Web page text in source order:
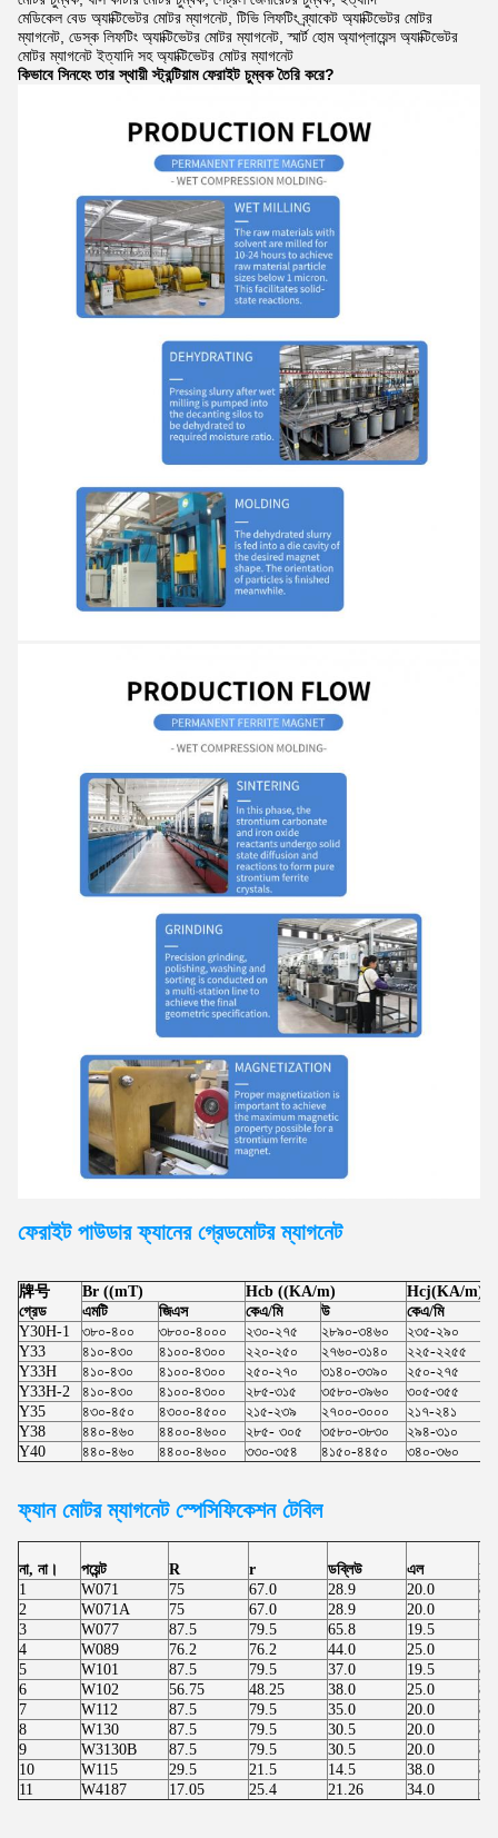
মেডিকেল বেড অ্যাক্টিভেটর মোটর ম্যাগনেট, টিভি লিফটিং ব্র্যাকেট অ্যাক্টিভেটর মোটর
ম্যাগনেট, ডেস্ক লিফটিং অ্যাক্টিভেটর মোটর ম্যাগনেট, স্মার্ট হোম অ্যাপ্লায়েন্স অ্যাক্টিভেটর
মোটর ম্যাগনেট ইত্যাদি সহ অ্যাক্টিভেটর মোটর ম্যাগনেট
কিভাবে সিনহেং তার স্থায়ী স্ট্রন্টিয়াম ফেরাইট চুম্বক তৈরি করে?
ফেরাইট পাউডার ফ্যানের গ্রেডমোটর ম্যাগনেট
牌号
গ্রেড
Br ((mT) Hcb ((KA/m)
Hcj(KA/m)
এমটি
জিএস কেএ/মি উ কেএ/মি
Y30H-1
৩৮০-৪০০ ৩৮০০-৪০০০ ২৩০-২৭৫ ২৮৯০-৩৪৬০ ২৩৫-২৯০
Y33
৪১০-৪৩০ ৪১০০-৪৩০০ ২২০-২৫০ ২৭৬০-৩১৪০ ২২৫-২২৫৫
Y33H
৪১০-৪৩০ ৪১০০-৪৩০০ ২৫০-২৭০ ৩১৪০-৩৩৯০ ২৫০-২৭৫
Y33H-2
৪১০-৪৩০ ৪১০০-৪৩০০ ২৮৫-৩১৫ ৩৫৮০-৩৯৬০ ৩০৫-৩৫৫
Y35
৪৩০-৪৫০ ৪৩০০-৪৫০০ ২১৫-২৩৯ ২৭০০-৩০০০ ২১৭-২৪১
Y38
৪৪০-৪৬০ ৪৪০০-৪৬০০ ২৮৫- ৩০৫ ৩৫৮০-৩৮৩০ ২৯৪-৩১০
Y40
৪৪০-৪৬০ ৪৪০০-৪৬০০ ৩৩০-৩৫৪ ৪১৫০-৪৪৫০ ৩৪০-৩৬০
ফ্যান মোটর ম্যাগনেট স্পেসিফিকেশন টেবিল
না, না। পয়েন্ট R r ডব্লিউ এল
h
1
W071 75 67.0 28.9 20.0
8.0
2
W071A 75 67.0 28.9 20.0
8.0
3
W077 87.5 79.5 65.8 19.5
4
W089 76.2 76.2 44.0 25.0
5
W101 87.5 79.5 37.0 19.5
8.0
6
W102 56.75 48.25 38.0 25.0
8.5
7
W112 87.5 79.5 35.0 20.0
8.0
8
W130 87.5 79.5 30.5 20.0
8.0
9
W3130B 87.5 79.5 30.5 20.0
8.0
10
W115 29.5 21.5 14.5 38.0
8.6
11
W4187 17.05 25.4 21.26 34.0 5.9